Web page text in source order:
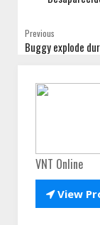
Previous
Buggy explode
VNT Online
View